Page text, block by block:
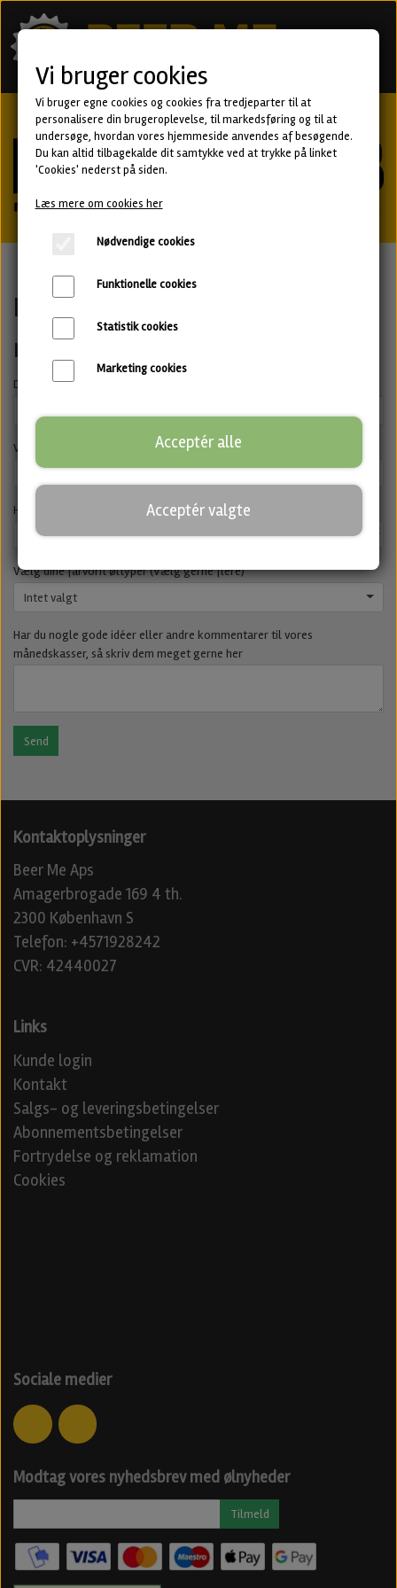
Hvad synes du om vores
månedskasser?
Dit navn *
Vælg den månedskasse du får *
Hvad synes du om indholdet i månedskasserne? *
Vælg dine farvorit øltyper (Vælg gerne flere)
Intet valgt
Har du nogle gode idéer eller andre kommentarer til vores
månedskasser, så skriv dem meget gerne her
Send
Kontaktoplysninger
Beer Me Aps
Amagerbrogade 169 4 th.
2300 København S
Telefon: +4571928242
CVR: 42440027
Links
Kunde login
Kontakt
Salgs- og leveringsbetingelser
Abonnementsbetingelser
Fortrydelse og reklamation
Cookies
Sociale medier
Modtag vores nyhedsbrev med ølnyheder
Tilmeld
Vi bruger cookies
Vi bruger egne cookies og cookies fra tredjeparter til at
personalisere din brugeroplevelse, til markedsføring og til at
undersøge, hvordan vores hjemmeside anvendes af besøgende.
Du kan altid tilbagekalde dit samtykke ved at trykke på linket
'Cookies' nederst på siden.
Læs mere om cookies her
Nødvendige cookies
Funktionelle cookies
Statistik cookies
Marketing cookies
Acceptér alle
Acceptér valgte